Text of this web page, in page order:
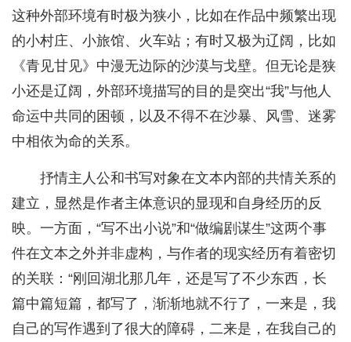
这种外部环境有时极为狭小，比如在作品中频繁出现
的小村庄、小旅馆、火车站；有时又极为辽阔，比如
《青见甘见》中漫无边际的沙漠与戈壁。但无论是狭
小还是辽阔，外部环境描写的目的是突出“我”与他人
命运中共同的困顿，以及不得不在沙暴、风雪、迷雾
中相依为命的关系。
抒情主人公和书写对象在文本内部的共情关系的
建立，显然是作者主体意识的显现和自身经历的反
映。一方面，“写不出小说”和“做编剧谋生”这两个事
件在文本之外并非虚构，与作者的现实经历有着密切
的关联：“刚回湖北那几年，还是写了不少东西，长
篇中篇短篇，都写了，渐渐地就不行了，一来是，我
自己的写作遇到了很大的障碍，二来是，在我自己的